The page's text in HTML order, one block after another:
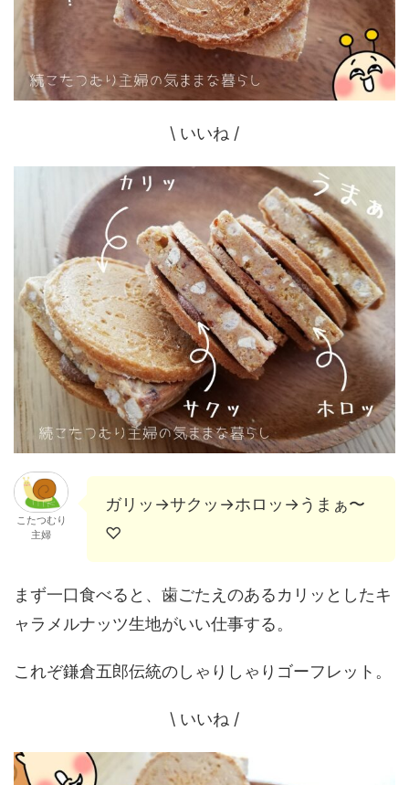
\ いいね /
こたつむり
主婦
ガリッ→サクッ→ホロッ→うまぁ〜
♡
まず一口食べると、歯ごたえのあるカリッとしたキ
ャラメルナッツ生地がいい仕事する。
これぞ鎌倉五郎伝統のしゃりしゃりゴーフレット。
\ いいね /